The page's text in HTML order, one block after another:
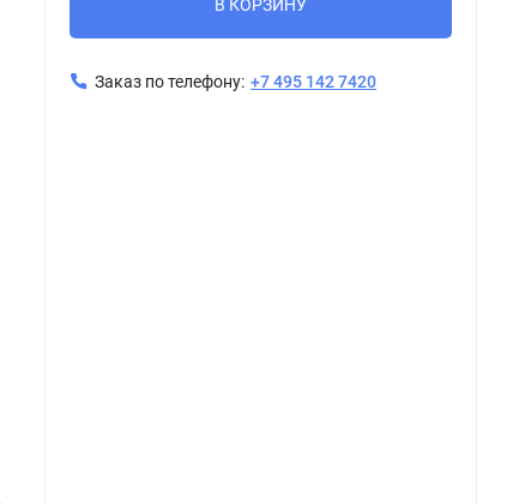
В КОРЗИНУ
Заказ по телефону: +7 495 142 7420